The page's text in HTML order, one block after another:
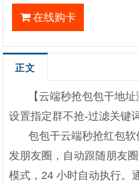
在线购卡
正文
【云端秒抢包包干地
设置指定群不抢-过滤关键词
包包干云端秒抢红包
发朋友圈，自动跟随朋友
模式，24 小时自动执行。